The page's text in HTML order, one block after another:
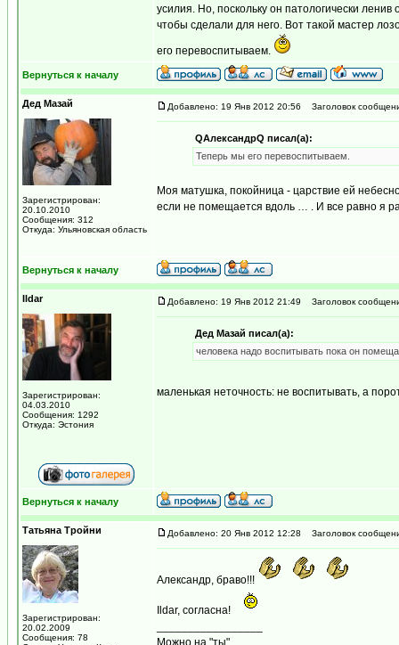
усилия. Но, поскольку он патологически
чтобы сделали для него. Вот такой мастер
его перевоспитываем.
Вернуться к началу
Дед Мазай
Зарегистрирован:
20.10.2010
Сообщения: 312
Откуда: Ульяновская область
Добавлено: 19 Янв 2012 20:56 Заголовок
QАлександрQ писал(а):
Теперь мы его перевоспитываем.
Моя матушка, покойница - царствие ей
если не помещается вдоль … . И все равно я
Вернуться к началу
Ildar
Зарегистрирован:
04.03.2010
Сообщения: 1292
Откуда: Эстония
Добавлено: 19 Янв 2012 21:49 Заголовок
Дед Мазай писал(а):
человека надо воспитывать пока он
маленькая неточность: не воспитывать, а
Вернуться к началу
Татьяна Тройни
Зарегистрирован:
20.02.2009
Сообщения: 78
Добавлено: 20 Янв 2012 12:28 Заголовок
Александр, браво!!!
Ildar, согласна!
Можно на "ты"